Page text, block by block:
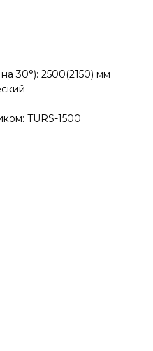
30°): 2500(2150) мм
TURS-1500